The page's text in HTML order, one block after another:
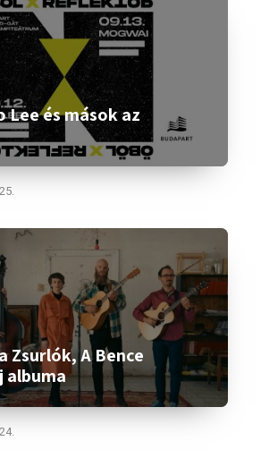
Lee és mások az
Zsurlók, A Bence
albuma